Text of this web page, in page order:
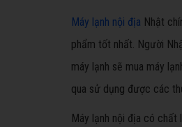
Máy lạnh nội địa Nhật
phẩm tốt nhất. Người
máy lạnh sẽ mua máy
qua sử dụng được các
Máy lạnh nội địa có